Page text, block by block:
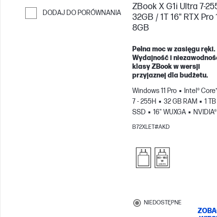
DODAJ DO PORÓWNANIA
Przejdź do porównania
ZBook X G1i Ultra 7-
32GB / 1T 16" RTX
8GB
Pełna moc w zasięgu ręki.
Wydajność i
klasy ZBook w wersji
przyjaznej dla budżetu.
Windows 11 Pro
Intel®
7 - 255H
32 GB RAM
1 TB
SSD
16" WUXGA
PRO™ 1000 Blackwell (8 GB)
B72XLET#AKD
NIEDOSTĘPNE